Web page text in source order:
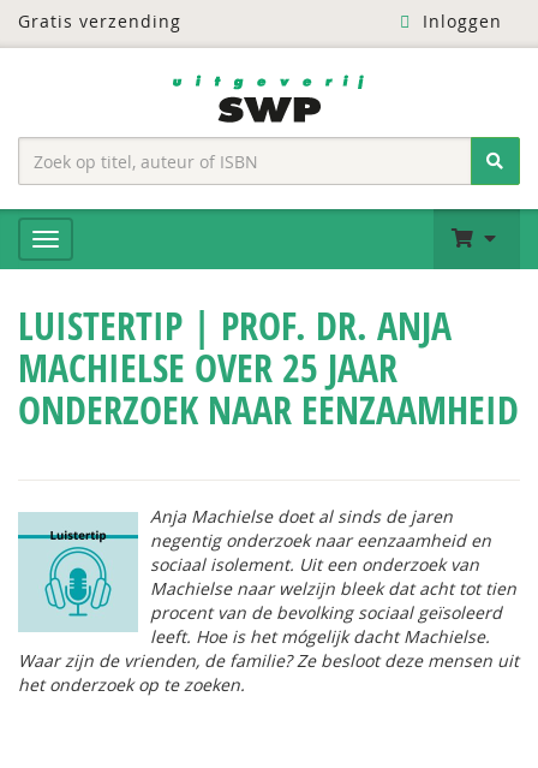
Gratis verzending Inloggen
LUISTERTIP | PROF. DR. ANJA
MACHIELSE OVER 25 JAAR
ONDERZOEK NAAR EENZAAMHEID
Anja Machielse doet al sinds de jaren
negentig onderzoek naar eenzaamheid en
sociaal isolement. Uit een onderzoek van
Machielse naar welzijn bleek dat acht tot tien
procent van de bevolking sociaal geïsoleerd
leeft. Hoe is het mógelijk dacht Machielse.
Waar zijn de vrienden, de familie? Ze besloot deze mensen uit
het onderzoek op te zoeken.